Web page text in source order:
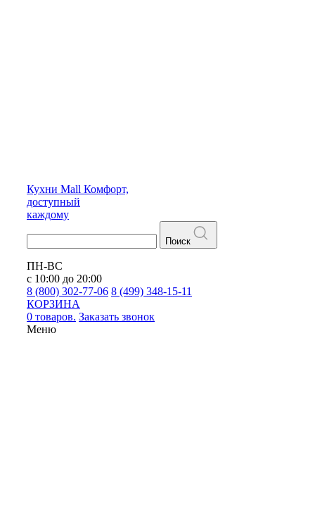
Кухни Mall Комфорт,
доступный
каждому
Поиск
ПН-ВС
с 10:00 до 20:00
8 (800) 302-77-06 8 (499) 348-15-11
КОРЗИНА
0 товаров. Заказать звонок
Меню